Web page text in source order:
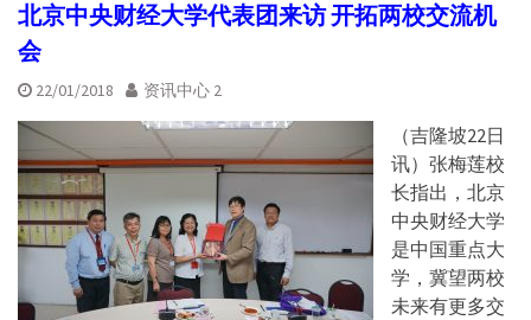
北京中央财经大学代表团来访 开拓两校交流机
会
22/01/2018 资讯中心 2
（吉隆坡22日
讯）张梅莲校
长指出，北京
中央财经大学
是中国重点大
学，冀望两校
未来有更多交